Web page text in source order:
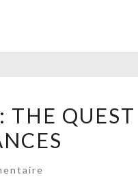
THE QUEST